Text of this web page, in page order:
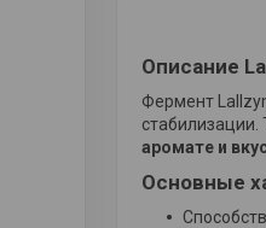
Описание
Фермент
аромате и
Основные